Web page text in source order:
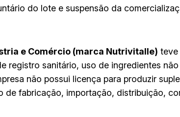
do lote e suspensão da
e Comércio (marca Nutrivitalle) teve
registro sanitário, uso de ingredientes
não possui licença para produzir
de fabricação, importação, distribuição,